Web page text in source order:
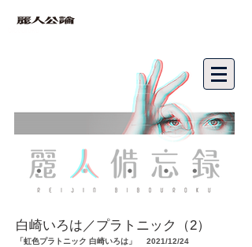
白崎いろは／プラトニック（2）
「虹色プラトニック 白崎いろは」 2021/12/24